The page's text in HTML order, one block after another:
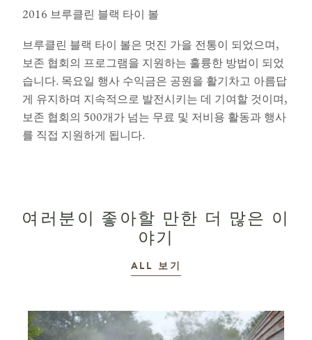
2016 브루클린 블랙 타이 볼
브루클린 블랙 타이 볼은 멋진 가을 전통이 되었으며,
보존 협회의 프로그램을 지원하는 훌륭한 방법이 되었
습니다. 목요일 행사 수익금은 공원을 활기차고 아름답
게 유지하며 지속적으로 발전시키는 데 기여할 것이며,
보존 협회의 500개가 넘는 무료 및 저비용 활동과 행사
를 직접 지원하게 됩니다.
여러분이 좋아할 만한 더 많은 이
야기
ALL 이야기
보기